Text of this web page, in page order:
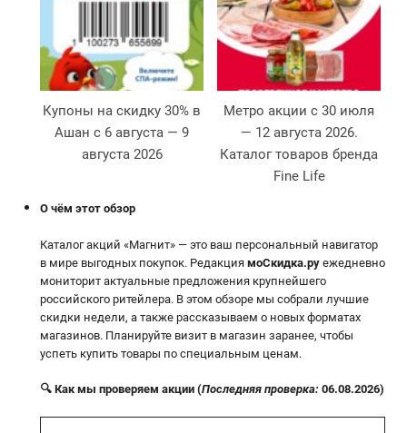
Купоны на скидку 30% в
Ашан с 6 августа — 9
августа 2026
Метро акции с 30 июля
— 12 августа 2026.
Каталог товаров бренда
Fine Life
О чём этот обзор
Каталог акций «Магнит» — это ваш персональный навигатор
в мире выгодных покупок. Редакция моСкидка.ру ежедневно
мониторит актуальные предложения крупнейшего
российского ритейлера. В этом обзоре мы собрали лучшие
скидки недели, а также рассказываем о новых форматах
магазинов. Планируйте визит в магазин заранее, чтобы
успеть купить товары по специальным ценам.
🔍 Как мы проверяем акции (Последняя проверка: 06.08.2026)